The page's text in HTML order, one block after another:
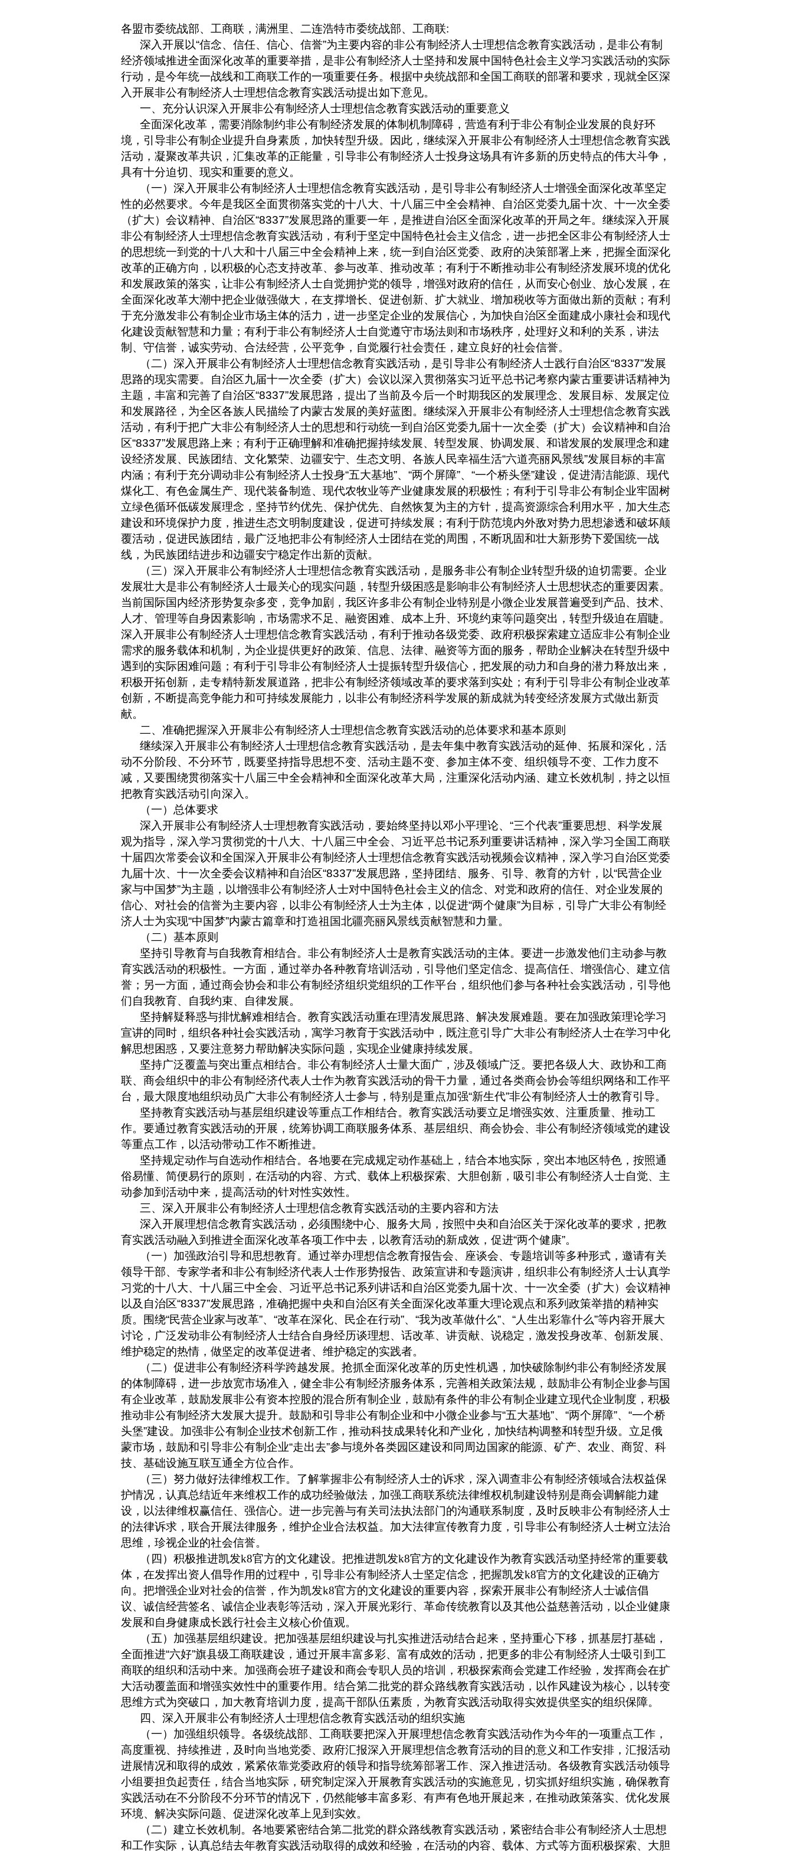
各盟市委统战部、工商联，满洲里、二连浩特市委统战部、工商联:
深入开展以“信念、信任、信心、信誉”为主要内容的非公有制经济人士理想信念教育实践活动，是非公有制
经济领域推进全面深化改革的重要举措，是非公有制经济人士坚持和发展中国特色社会主义学习实践活动的实际
行动，是今年统一战线和工商联工作的一项重要任务。根据中央统战部和全国工商联的部署和要求，现就全区深
入开展非公有制经济人士理想信念教育实践活动提出如下意见。
一、充分认识深入开展非公有制经济人士理想信念教育实践活动的重要意义
全面深化改革，需要消除制约非公有制经济发展的体制机制障碍，营造有利于非公有制企业发展的良好环
境，引导非公有制企业提升自身素质，加快转型升级。因此，继续深入开展非公有制经济人士理想信念教育实践
活动，凝聚改革共识，汇集改革的正能量，引导非公有制经济人士投身这场具有许多新的历史特点的伟大斗争，
具有十分迫切、现实和重要的意义。
（一）深入开展非公有制经济人士理想信念教育实践活动，是引导非公有制经济人士增强全面深化改革坚定
性的必然要求。今年是我区全面贯彻落实党的十八大、十八届三中全会精神、自治区党委九届十次、十一次全委
（扩大）会议精神、自治区“8337”发展思路的重要一年，是推进自治区全面深化改革的开局之年。继续深入开展
非公有制经济人士理想信念教育实践活动，有利于坚定中国特色社会主义信念，进一步把全区非公有制经济人士
的思想统一到党的十八大和十八届三中全会精神上来，统一到自治区党委、政府的决策部署上来，把握全面深化
改革的正确方向，以积极的心态支持改革、参与改革、推动改革；有利于不断推动非公有制经济发展环境的优化
和发展政策的落实，让非公有制经济人士自觉拥护党的领导，增强对政府的信任，从而安心创业、放心发展，在
全面深化改革大潮中把企业做强做大，在支撑增长、促进创新、扩大就业、增加税收等方面做出新的贡献；有利
于充分激发非公有制企业市场主体的活力，进一步坚定企业的发展信心，为加快自治区全面建成小康社会和现代
化建设贡献智慧和力量；有利于非公有制经济人士自觉遵守市场法则和市场秩序，处理好义和利的关系，讲法
制、守信誉，诚实劳动、合法经营，公平竞争，自觉履行社会责任，建立良好的社会信誉。
（二）深入开展非公有制经济人士理想信念教育实践活动，是引导非公有制经济人士践行自治区“8337”发展
思路的现实需要。自治区九届十一次全委（扩大）会议以深入贯彻落实习近平总书记考察内蒙古重要讲话精神为
主题，丰富和完善了自治区“8337”发展思路，提出了当前及今后一个时期我区的发展理念、发展目标、发展定位
和发展路径，为全区各族人民描绘了内蒙古发展的美好蓝图。继续深入开展非公有制经济人士理想信念教育实践
活动，有利于把广大非公有制经济人士的思想和行动统一到自治区党委九届十一次全委（扩大）会议精神和自治
区“8337”发展思路上来；有利于正确理解和准确把握持续发展、转型发展、协调发展、和谐发展的发展理念和建
设经济发展、民族团结、文化繁荣、边疆安宁、生态文明、各族人民幸福生活“六道亮丽风景线”发展目标的丰富
内涵；有利于充分调动非公有制经济人士投身“五大基地”、 “两个屏障”、 “一个桥头堡”建设，促进清洁能源、现代
煤化工、有色金属生产、现代装备制造、现代农牧业等产业健康发展的积极性；有利于引导非公有制企业牢固树
立绿色循环低碳发展理念，坚持节约优先、保护优先、自然恢复为主的方针，提高资源综合利用水平，加大生态
建设和环境保护力度，推进生态文明制度建设，促进可持续发展；有利于防范境内外敌对势力思想渗透和破坏颠
覆活动，促进民族团结，最广泛地把非公有制经济人士团结在党的周围，不断巩固和壮大新形势下爱国统一战
线，为民族团结进步和边疆安宁稳定作出新的贡献。
（三）深入开展非公有制经济人士理想信念教育实践活动，是服务非公有制企业转型升级的迫切需要。企业
发展壮大是非公有制经济人士最关心的现实问题，转型升级困惑是影响非公有制经济人士思想状态的重要因素。
当前国际国内经济形势复杂多变，竞争加剧，我区许多非公有制企业特别是小微企业发展普遍受到产品、技术、
人才、管理等自身因素影响，市场需求不足、融资困难、成本上升、环境约束等问题突出，转型升级迫在眉睫。
深入开展非公有制经济人士理想信念教育实践活动，有利于推动各级党委、政府积极探索建立适应非公有制企业
需求的服务载体和机制，为企业提供更好的政策、信息、法律、融资等方面的服务，帮助企业解决在转型升级中
遇到的实际困难问题；有利于引导非公有制经济人士提振转型升级信心，把发展的动力和自身的潜力释放出来，
积极开拓创新，走专精特新发展道路，把非公有制经济领域改革的要求落到实处；有利于引导非公有制企业改革
创新，不断提高竞争能力和可持续发展能力，以非公有制经济科学发展的新成就为转变经济发展方式做出新贡
献。
二、准确把握深入开展非公有制经济人士理想信念教育实践活动的总体要求和基本原则
继续深入开展非公有制经济人士理想信念教育实践活动，是去年集中教育实践活动的延伸、拓展和深化，活
动不分阶段、不分环节，既要坚持指导思想不变、活动主题不变、参加主体不变、组织领导不变、工作力度不
减，又要围绕贯彻落实十八届三中全会精神和全面深化改革大局，注重深化活动内涵、建立长效机制，持之以恒
把教育实践活动引向深入。
（一）总体要求
深入开展非公有制经济人士理想教育实践活动，要始终坚持以邓小平理论、 “三个代表”重要思想、科学发展
观为指导，深入学习贯彻党的十八大、十八届三中全会、习近平总书记系列重要讲话精神，深入学习全国工商联
十届四次常委会议和全国深入开展非公有制经济人士理想信念教育实践活动视频会议精神，深入学习自治区党委
九届十次、十一次全委会议精神和自治区“8337”发展思路，坚持团结、服务、引导、教育的方针，以“民营企业
家与中国梦”为主题，以增强非公有制经济人士对中国特色社会主义的信念、对党和政府的信任、对企业发展的
信心、对社会的信誉为主要内容，以非公有制经济人士为主体，以促进“两个健康”为目标，引导广大非公有制经
济人士为实现“中国梦”内蒙古篇章和打造祖国北疆亮丽风景线贡献智慧和力量。
（二）基本原则
坚持引导教育与自我教育相结合。非公有制经济人士是教育实践活动的主体。要进一步激发他们主动参与教
育实践活动的积极性。一方面，通过举办各种教育培训活动，引导他们坚定信念、提高信任、增强信心、建立信
誉；另一方面，通过商会协会和非公有制经济组织党组织的工作平台，组织他们参与各种社会实践活动，引导他
们自我教育、自我约束、自律发展。
坚持解疑释惑与排忧解难相结合。教育实践活动重在理清发展思路、解决发展难题。要在加强政策理论学习
宣讲的同时，组织各种社会实践活动，寓学习教育于实践活动中，既注意引导广大非公有制经济人士在学习中化
解思想困惑，又要注意努力帮助解决实际问题，实现企业健康持续发展。
坚持广泛覆盖与突出重点相结合。非公有制经济人士量大面广，涉及领域广泛。要把各级人大、政协和工商
联、商会组织中的非公有制经济代表人士作为教育实践活动的骨干力量，通过各类商会协会等组织网络和工作平
台，最大限度地组织动员广大非公有制经济人士参与，特别是重点加强“新生代”非公有制经济人士的教育引导。
坚持教育实践活动与基层组织建设等重点工作相结合。教育实践活动要立足增强实效、注重质量、推动工
作。要通过教育实践活动的开展，统筹协调工商联服务体系、基层组织、商会协会、非公有制经济领域党的建设
等重点工作，以活动带动工作不断推进。
坚持规定动作与自选动作相结合。各地要在完成规定动作基础上，结合本地实际，突出本地区特色，按照通
俗易懂、简便易行的原则，在活动的内容、方式、载体上积极探索、大胆创新，吸引非公有制经济人士自觉、主
动参加到活动中来，提高活动的针对性实效性。
三、深入开展非公有制经济人士理想信念教育实践活动的主要内容和方法
深入开展理想信念教育实践活动，必须围绕中心、服务大局，按照中央和自治区关于深化改革的要求，把教
育实践活动融入到推进全面深化改革各项工作中去，以教育活动的新成效，促进“两个健康”。
（一）加强政治引导和思想教育。通过举办理想信念教育报告会、座谈会、专题培训等多种形式，邀请有关
领导干部、专家学者和非公有制经济代表人士作形势报告、政策宣讲和专题演讲，组织非公有制经济人士认真学
习党的十八大、十八届三中全会、习近平总书记系列讲话和自治区党委九届十次、十一次全委（扩大）会议精神
以及自治区“8337”发展思路，准确把握中央和自治区有关全面深化改革重大理论观点和系列政策举措的精神实
质。围绕“民营企业家与改革”、 “改革在深化、民企在行动”、 “我为改革做什么”、 “人生出彩靠什么”等内容开展大
讨论，广泛发动非公有制经济人士结合自身经历谈理想、话改革、讲贡献、说稳定，激发投身改革、创新发展、
维护稳定的热情，做坚定的改革促进者、维护稳定的实践者。
（二）促进非公有制经济科学跨越发展。抢抓全面深化改革的历史性机遇，加快破除制约非公有制经济发展
的体制障碍，进一步放宽市场准入，健全非公有制经济服务体系，完善相关政策法规，鼓励非公有制企业参与国
有企业改革，鼓励发展非公有资本控股的混合所有制企业，鼓励有条件的非公有制企业建立现代企业制度，积极
推动非公有制经济大发展大提升。鼓励和引导非公有制企业和中小微企业参与“五大基地”、 “两个屏障”、 “一个桥
头堡”建设。加强非公有制企业技术创新工作，推动科技成果转化和产业化，加快结构调整和转型升级。立足俄
蒙市场，鼓励和引导非公有制企业“走出去”参与境外各类园区建设和同周边国家的能源、矿产、农业、商贸、科
技、基础设施互联互通全方位合作。
（三）努力做好法律维权工作。了解掌握非公有制经济人士的诉求，深入调查非公有制经济领域合法权益保
护情况，认真总结近年来维权工作的成功经验做法，加强工商联系统法律维权机制建设特别是商会调解能力建
设，以法律维权赢信任、强信心。进一步完善与有关司法执法部门的沟通联系制度，及时反映非公有制经济人士
的法律诉求，联合开展法律服务，维护企业合法权益。加大法律宣传教育力度，引导非公有制经济人士树立法治
思维，珍视企业的社会信誉。
（四）积极推进凯发k8官方的文化建设。把推进凯发k8官方的文化建设作为教育实践活动坚持经常的重要载
体，在发挥出资人倡导作用的过程中，引导非公有制经济人士坚定信念，把握凯发k8官方的文化建设的正确方
向。把增强企业对社会的信誉，作为凯发k8官方的文化建设的重要内容，探索开展非公有制经济人士诚信倡
议、诚信经营签名、诚信企业表彰等活动，深入开展光彩行、革命传统教育以及其他公益慈善活动，以企业健康
发展和自身健康成长践行社会主义核心价值观。
（五）加强基层组织建设。把加强基层组织建设与扎实推进活动结合起来，坚持重心下移，抓基层打基础，
全面推进“六好”旗县级工商联建设，通过开展丰富多彩、富有成效的活动，把更多的非公有制经济人士吸引到工
商联的组织和活动中来。加强商会班子建设和商会专职人员的培训，积极探索商会党建工作经验，发挥商会在扩
大活动覆盖面和增强实效性中的重要作用。结合第二批党的群众路线教育实践活动，以作风建设为核心，以转变
思维方式为突破口，加大教育培训力度，提高干部队伍素质，为教育实践活动取得实效提供坚实的组织保障。
四、深入开展非公有制经济人士理想信念教育实践活动的组织实施
（一）加强组织领导。各级统战部、工商联要把深入开展理想信念教育实践活动作为今年的一项重点工作，
高度重视、持续推进，及时向当地党委、政府汇报深入开展理想信念教育活动的目的意义和工作安排，汇报活动
进展情况和取得的成效，紧紧依靠党委政府的领导和指导统筹部署工作、深入推进活动。各级教育实践活动领导
小组要担负起责任，结合当地实际，研究制定深入开展教育实践活动的实施意见，切实抓好组织实施，确保教育
实践活动在不分阶段不分环节的情况下，仍然能够丰富多彩、有声有色地开展起来，在推动政策落实、优化发展
环境、解决实际问题、促进深化改革上见到实效。
（二）建立长效机制。各地要紧密结合第二批党的群众路线教育实践活动，紧密结合非公有制经济人士思想
和工作实际，认真总结去年教育实践活动取得的成效和经验，在活动的内容、载体、方式等方面积极探索、大胆